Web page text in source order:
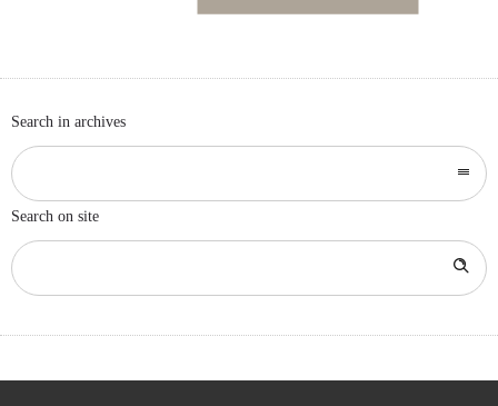
Search in archives
Search on site